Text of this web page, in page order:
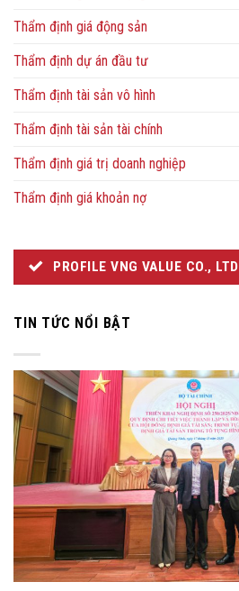
Thẩm định giá động sản
Thẩm định dự án đầu tư
Thẩm định tài sản vô hình
Thẩm định tài sản tài chính
Thẩm định giá trị doanh nghiệp
Thẩm định giá khoản nợ
PROFILE VNG VALUE CO., LTD
TIN TỨC NỔI BẬT